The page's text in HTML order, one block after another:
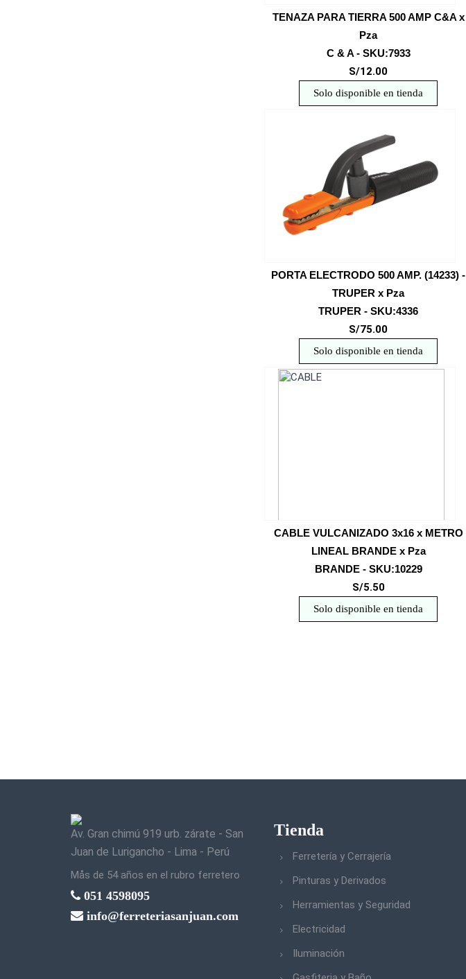
TENAZA PARA TIERRA 500 AMP C&A x
Pza
C & A - SKU:7933
S/12.00
Solo disponible en tienda
PORTA ELECTRODO 500 AMP. (14233) -
TRUPER x Pza
TRUPER - SKU:4336
S/75.00
Solo disponible en tienda
CABLE VULCANIZADO 3x16 x METRO
LINEAL BRANDE x Pza
BRANDE - SKU:10229
S/5.50
Solo disponible en tienda
Av. Gran chimú 919 urb. zárate - San
Juan de Lurigancho - Lima - Perú
Mås de 54 años en el rubro ferretero
051 4598095
info@ferreteriasanjuan.com
Tienda
Ferretería y Cerrajería
Pinturas y Derivados
Herramientas y Seguridad
Electricidad
Iluminación